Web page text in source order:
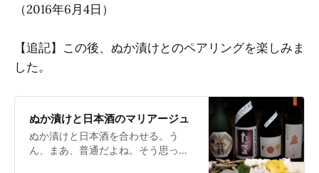
（2016年6月4日）
【追記】この後、ぬか漬けとのペアリングを楽しみま
した。
ぬか漬けと日本酒のマリアージュ
ぬか漬けと日本酒を合わせる。う
ん、まあ、普通だよね。そう思って